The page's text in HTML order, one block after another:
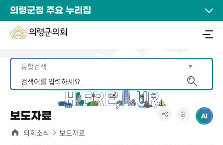
의령군청 주요 누리집
보도자료
의회소식 보도자료